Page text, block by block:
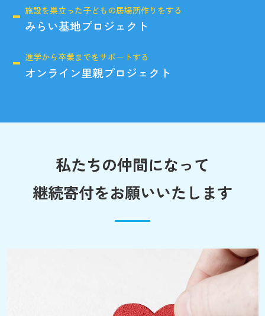
施設を巣立った子どもの居場所作りをする
みらい基地プロジェクト
進学から卒業までをサポートする
オンライン里親プロジェクト
私たちの仲間になって
継続寄付をお願いいたします